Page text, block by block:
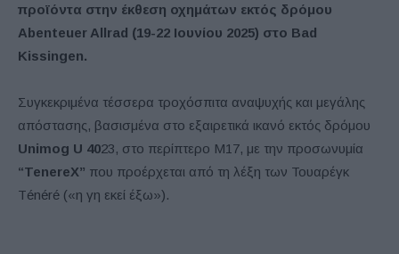
προϊόντα στην έκθεση οχημάτων εκτός δρόμου
Abenteuer Allrad (19-22 Ιουνίου 2025) στο Bad
Kissingen.
Συγκεκριμένα τέσσερα τροχόσπιτα αναψυχής και μεγάλης
απόστασης, βασισμένα στο εξαιρετικά ικανό εκτός δρόμου
Unimog U 4023, στο περίπτερο M17, με την προσωνυμία
“TenereX” που προέρχεται από τη λέξη των Τουαρέγκ
Ténéré («η γη εκεί έξω»).